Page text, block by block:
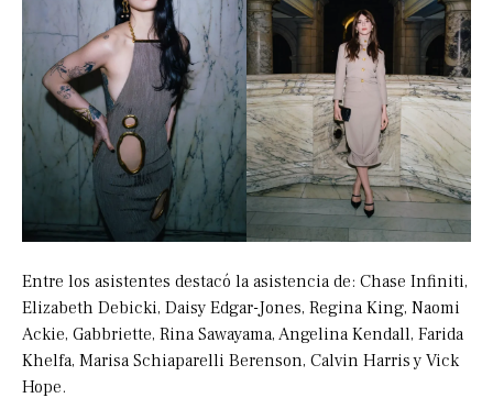
Entre los asistentes destacó la asistencia de: Chase Infiniti,
Elizabeth Debicki, Daisy Edgar-Jones, Regina King, Naomi
Ackie, Gabbriette, Rina Sawayama, Angelina Kendall, Farida
Khelfa, Marisa Schiaparelli Berenson, Calvin Harris y Vick
Hope.